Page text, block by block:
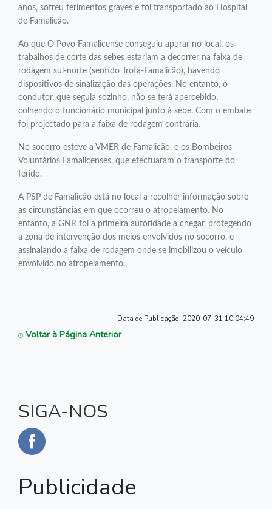
anos, sofreu ferimentos graves e foi transportado ao Hospital
de Famalicão.
Ao que O Povo Famalicense conseguiu apurar no local, os
trabalhos de corte das sebes estariam a decorrer na faixa de
rodagem sul-norte (sentido Trofa-Famalicão), havendo
dispositivos de sinalização das operações. No entanto, o
condutor, que seguia sozinho, não se terá apercebido,
colhendo o funcionário municipal junto à sebe. Com o embate
foi projectado para a faixa de rodagem contrária.
No socorro esteve a VMER de Famalicão, e os Bombeiros
Voluntários Famalicenses, que efectuaram o transporte do
ferido.
A PSP de Famalicão está no local a recolher informação sobre
as circunstâncias em que ocorreu o atropelamento. No
entanto, a GNR foi a primeira autoridade a chegar, protegendo
a zona de intervenção dos meios envolvidos no socorro, e
assinalando a faixa de rodagem onde se imobilizou o veículo
envolvido no atropelamento..
Data de Publicação: 2020-07-31 10:04:49
Voltar à Página Anterior
SIGA-NOS
Publicidade